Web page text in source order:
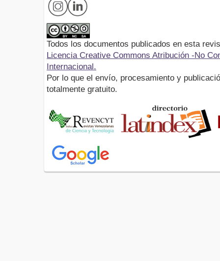
Todos los documentos publicados en esta
Licencia Creative Commons Atribución -No
Internacional.
Por lo que el envío, procesamiento y
totalmente gratuito.